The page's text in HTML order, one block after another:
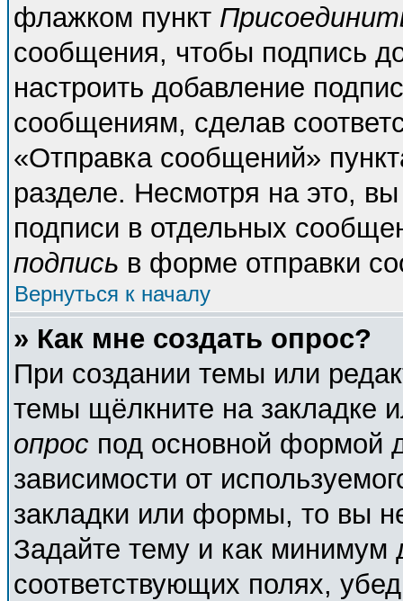
флажком пункт
сообщения, чтобы подпись
настроить добавление
сообщениям, сделав
«Отправка сообщений»
разделе. Несмотря на это,
подписи в отдельных
подпись в форме отправки
Вернуться к началу
» Как мне создать опрос?
При создании темы или
темы щёлкните на закладке
опрос под основной формой
зависимости от
закладки или формы, то вы
Задайте тему и как минимум
соответствующих полях,